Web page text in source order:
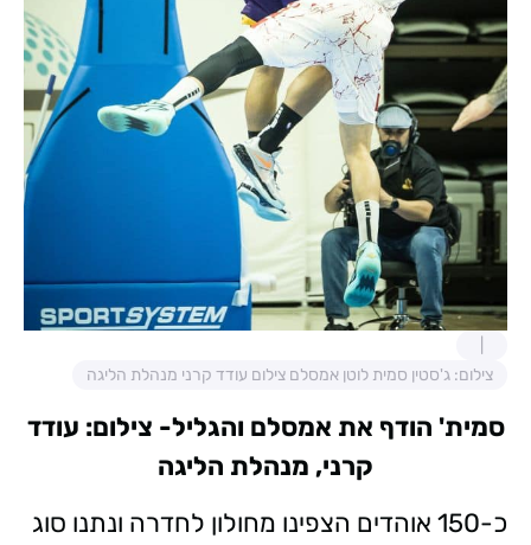
צילום: ג'סטין סמית לוטן אמסלם צילום עודד קרני מנהלת הליגה
סמית' הודף את אמסלם והגליל- צילום: עודד
קרני, מנהלת הליגה
כ-150 אוהדים הצפינו מחולון לחדרה ונתנו סוג